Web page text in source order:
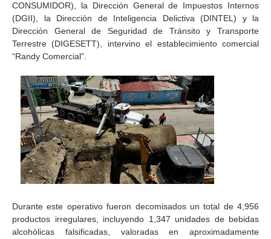
CONSUMIDOR), la Dirección General de Impuestos Internos
(DGII), la Dirección de Inteligencia Delictiva (DINTEL) y la
Dirección General de Seguridad de Tránsito y Transporte
Terrestre (DIGESETT), intervino el establecimiento comercial
“Randy Comercial”.
Durante este operativo fueron decomisados un total de 4,956
productos irregulares, incluyendo 1,347 unidades de bebidas
alcohólicas falsificadas, valoradas en aproximadamente